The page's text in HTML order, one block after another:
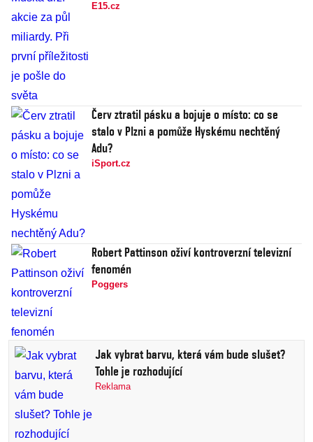
E15.cz
Červ ztratil pásku a bojuje o místo: co se
stalo v Plzni a pomůže Hyskému nechtěný
Adu?
iSport.cz
Robert Pattinson oživí kontroverzní televizní
fenomén
Poggers
Jak vybrat barvu, která vám bude slušet?
Tohle je rozhodující
Reklama